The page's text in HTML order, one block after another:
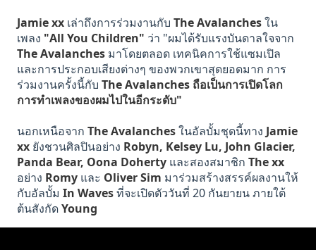
Jamie xx เล่าถึงการร่วมงานกับ The Avalanchesใน
เพลง "All You Children" ว่า "ผมได้รับแรงบันดาลใจจาก
The Avalanches มาโดยตลอด เทคนิคการใช้แซมเปิล
และการประกอบเสียงต่างๆ ของพวกเขาสุดยอดมาก การ
ร่วมงานครั้งนี้กับ The Avalanches ถือเป็นการเปิดโลก
การทำเพลงของผมไปในอีกระดับ"
นอกเหนือจาก The Avalanchesในอัลบั้มชุดนี้ทาง Jamie
xx ยังชวนศิลปินอย่าง Robyn, Kelsey Lu, John Glacier,
Panda Bear, Oona Doherty และสองสมาชิก The xx
อย่าง Romy และ Oliver Sim มาร่วมสร้างสรรค์ผลงานให้
กับอัลบั้ม In Wavesที่จะเปิดตัววันที่ 20 กันยายน ภายใต้
ต้นสังกัดYoung